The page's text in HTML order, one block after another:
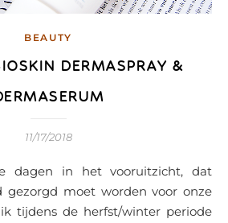
BEAUTY
DERMASPRAY &
11/17/2018
gezorgd moet worden voor onze
tijdens de herfst/winter periode